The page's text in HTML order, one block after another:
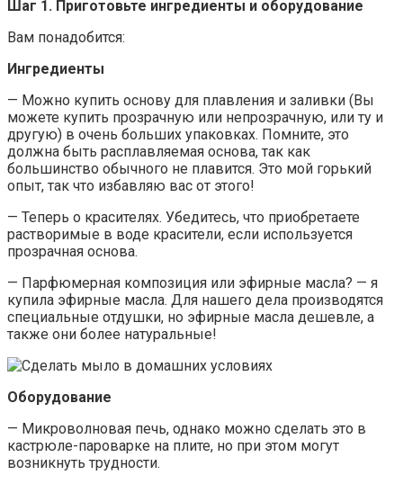
Шаг 1. Приготовьте ингредиенты и оборудование
Вам понадобится:
Ингредиенты
— Можно купить основу для плавления и заливки (Вы
можете купить прозрачную или непрозрачную, или ту и
другую) в очень больших упаковках. Помните, это
должна быть расплавляемая основа, так как
большинство обычного не плавится. Это мой горький
опыт, так что избавляю вас от этого!
— Теперь о красителях. Убедитесь, что приобретаете
растворимые в воде красители, если используется
прозрачная основа.
— Парфюмерная композиция или эфирные масла? — я
купила эфирные масла. Для нашего дела производятся
специальные отдушки, но эфирные масла дешевле, а
также они более натуральные!
Оборудование
— Микроволновая печь, однако можно сделать это в
кастрюле-пароварке на плите, но при этом могут
возникнуть трудности.